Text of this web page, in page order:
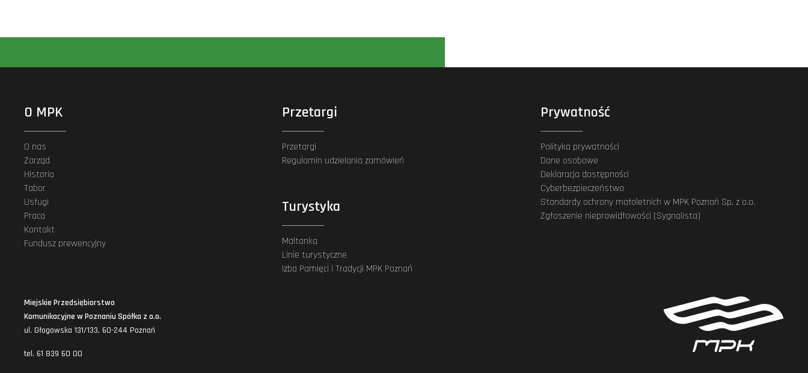
O MPK
O nas
Zarząd
Historia
Tabor
Usługi
Praca
Kontakt
Fundusz prewencyjny
Przetargi
Przetargi
Regulamin udzielania zamówień
Turystyka
Maltanka
Linie turystyczne
Izba Pamięci i Tradycji MPK Poznań
Prywatność
Polityka prywatności
Dane osobowe
Deklaracja dostępności
Cyberbezpieczeństwo
Standardy ochrony małoletnich w MPK Poznań Sp. z o.o.
Zgłoszenie nieprawidłowości (Sygnalista)
Miejskie Przedsiębiorstwo
Komunikacyjne w Poznaniu Spółka z o.o.
ul. Głogowska 131/133, 60-244 Poznań
tel. 61 839 60 00